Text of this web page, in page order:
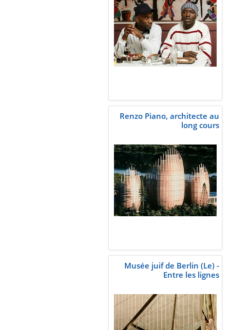
Renzo Piano, architecte au
long cours
Musée juif de Berlin (Le) -
Entre les lignes